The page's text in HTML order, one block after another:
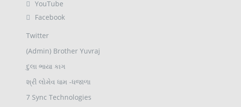
YouTube
Facebook
Twitter
(Admin) Brother Yuvraj
દુલા ભાયા કાગ
શ્રી લોમેવ ધામ -ધજાળા
7 Sync Technologies